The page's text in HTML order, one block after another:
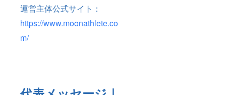
運営主体公式サイト：
https://www.moonathlete.co
m/